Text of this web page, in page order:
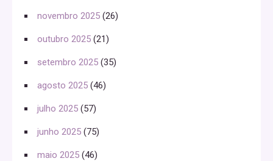
novembro 2025 (26)
outubro 2025 (21)
setembro 2025 (35)
agosto 2025 (46)
julho 2025 (57)
junho 2025 (75)
maio 2025 (46)